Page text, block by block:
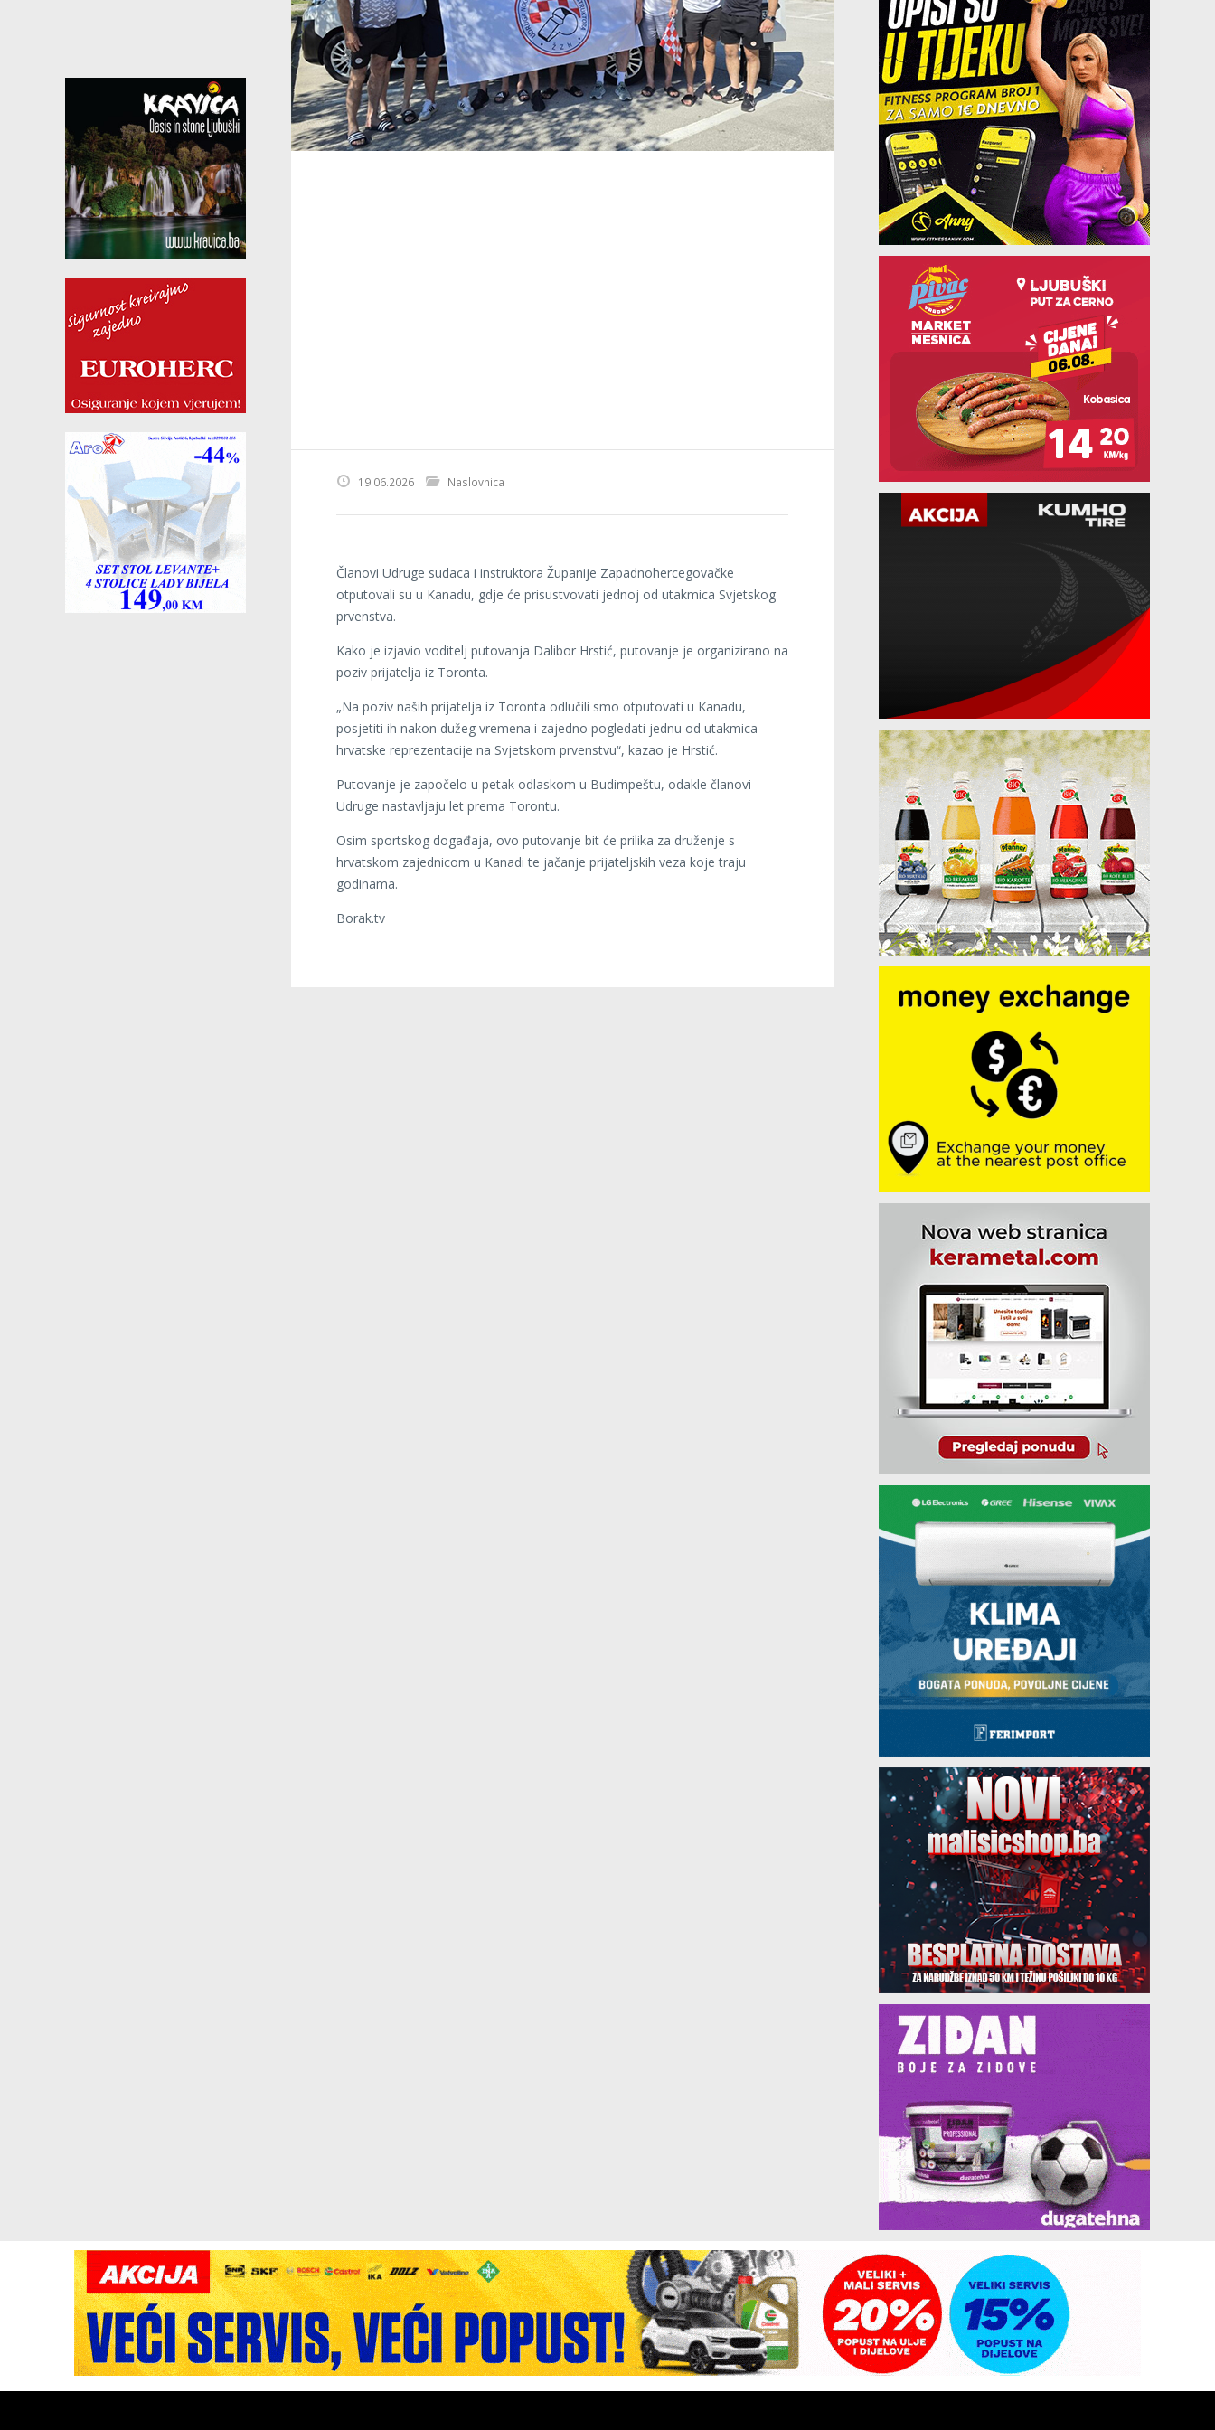
19.06.2026 Naslovnica
Članovi Udruge sudaca i instruktora Županije Zapadnohercegovačke
otputovali su u Kanadu, gdje će prisustvovati jednoj od utakmica Svjetskog
prvenstva.
Kako je izjavio voditelj putovanja Dalibor Hrstić, putovanje je organizirano na
poziv prijatelja iz Toronta.
„Na poziv naših prijatelja iz Toronta odlučili smo otputovati u Kanadu,
posjetiti ih nakon dužeg vremena i zajedno pogledati jednu od utakmica
hrvatske reprezentacije na Svjetskom prvenstvu“, kazao je Hrstić.
Putovanje je započelo u petak odlaskom u Budimpeštu, odakle članovi
Udruge nastavljaju let prema Torontu.
Osim sportskog događaja, ovo putovanje bit će prilika za druženje s
hrvatskom zajednicom u Kanadi te jačanje prijateljskih veza koje traju
godinama.
Borak.tv